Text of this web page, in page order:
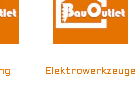
Elektrowerkzeuge